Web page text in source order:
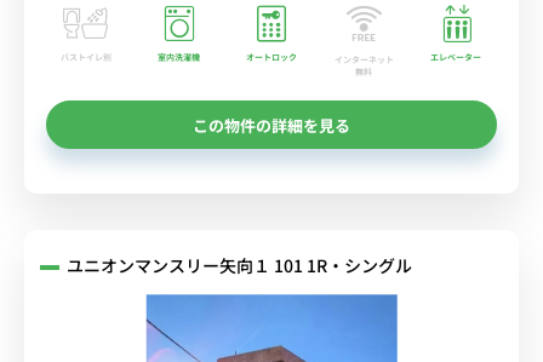
バストイレ別 室内洗濯機 オートロック
インターネット
無料
エレベーター
この物件の詳細を見る
ユニオンマンスリー矢向１ 101 1R・シングル